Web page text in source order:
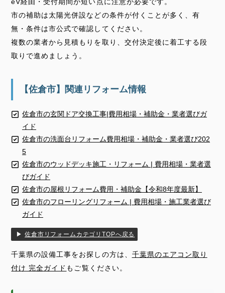
市の補助は太陽光併設などの条件が付くことが多く、有
無・条件は市公式で確認してください。
複数の業者から見積もりを取り、交付決定後に着工する段
取りで進めましょう。
【佐倉市】関連リフォーム情報
佐倉市の玄関ドア交換工事|費用相場・補助金・業者選びガ
イド
佐倉市の洗面台リフォーム費用相場・補助金・業者選び202
5
佐倉市のウッドデッキ施工・リフォーム | 費用相場・業者選
びガイド
佐倉市の屋根リフォーム費用・補助金【令和8年度最新】
佐倉市のフローリングリフォーム | 費用相場・施工業者選び
ガイド
▶佐倉市リフォームカテゴリTOPへ戻る
千葉県の設備工事をお探しの方は、 千葉県のエアコン取り
付け 完全ガイド もご覧ください。